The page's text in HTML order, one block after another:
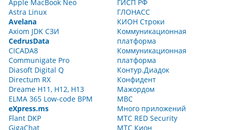
Apple MacBook Neo
Astra Linux
Avelana
Axiom JDK СЗИ
CedrusData
CICADA8
Communigate Pro
Diasoft Digital Q
Directum RX
Dreame H11, H12, H13
ELMA 365 Low-code BPM
eXpress.ms
Flant DKP
GigaChat
ГИСП РФ
ГЛОНАСС
КИОН Строки
Коммуникационная
платформа
Коммуникационная
платформа
Контур.Диадок
Конфидент
Мажордом
МВС
Много приложений
МТС RED Security
МТС Кион